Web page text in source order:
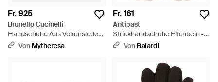
Fr. 925
Brunello Cucinelli
Handschuhe Aus Veloursleder -
Braun
Von Mytheresa
Fr. 161
Antipast
Strickhandschuhe Elfenbein -
Natur
Von Balardi